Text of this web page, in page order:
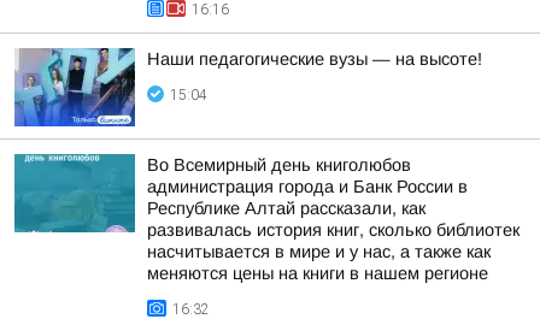
16:16
Наши педагогические вузы — на высоте!
15:04
Во Всемирный день книголюбов
администрация города и Банк России в
Республике Алтай рассказали, как
развивалась история книг, сколько библиотек
насчитывается в мире и у нас, а также как
меняются цены на книги в нашем регионе
16:32